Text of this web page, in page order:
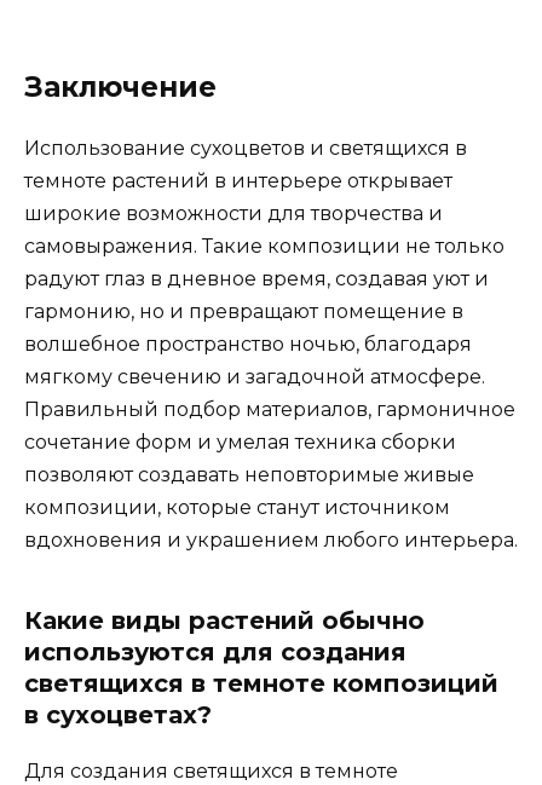
Заключение
Использование сухоцветов и светящихся в
темноте растений в интерьере открывает
широкие возможности для творчества и
самовыражения. Такие композиции не только
радуют глаз в дневное время, создавая уют и
гармонию, но и превращают помещение в
волшебное пространство ночью, благодаря
мягкому свечению и загадочной атмосфере.
Правильный подбор материалов, гармоничное
сочетание форм и умелая техника сборки
позволяют создавать неповторимые живые
композиции, которые станут источником
вдохновения и украшением любого интерьера.
Какие виды растений обычно
используются для создания
светящихся в темноте композиций
в сухоцветах?
Для создания светящихся в темноте